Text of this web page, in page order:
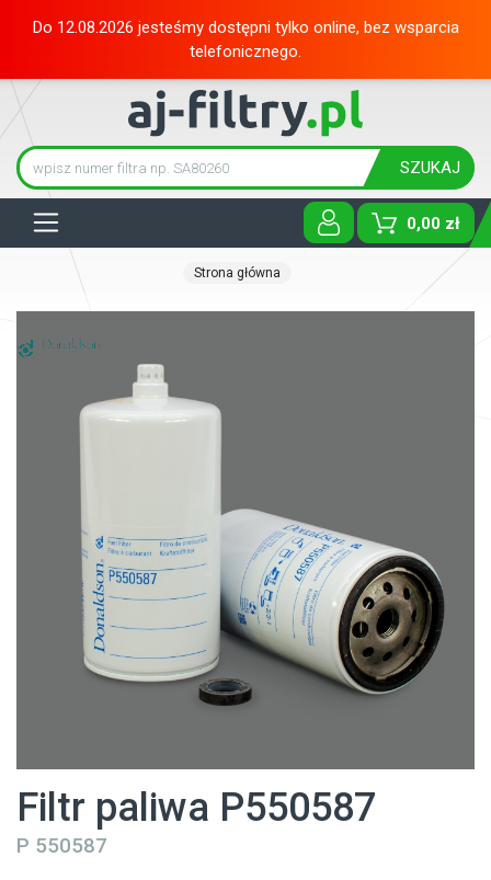
Do 12.08.2026 jesteśmy dostępni tylko online, bez wsparcia
telefonicznego.
SZUKAJ
0,00 zł
Strona główna
Filtr paliwa P550587
P 550587